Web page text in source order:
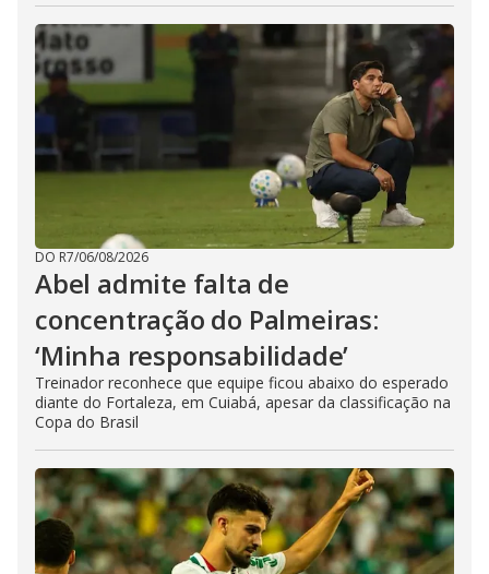
DO R7/06/08/2026
Abel admite falta de
concentração do Palmeiras:
‘Minha responsabilidade’
Treinador reconhece que equipe ficou abaixo do esperado
diante do Fortaleza, em Cuiabá, apesar da classificação na
Copa do Brasil